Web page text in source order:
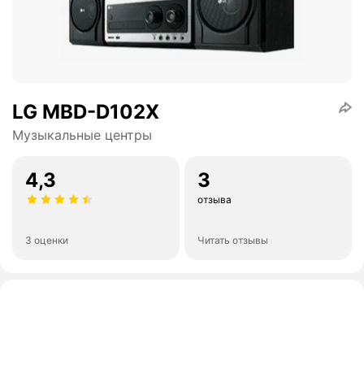
LG MBD-D102X
Музыкальные центры
4,3
3 оценки
3
отзыва
Читать отзывы